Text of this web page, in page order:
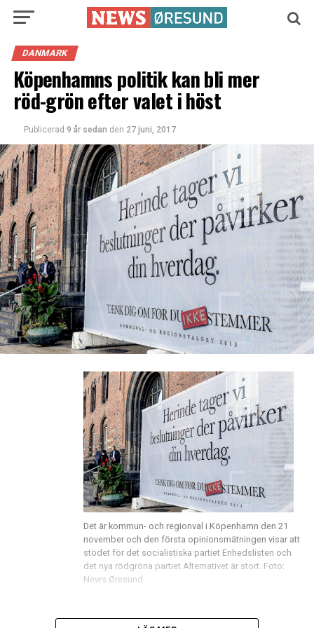
DANMARK
Köpenhamns politik kan bli mer
röd-grön efter valet i höst
Publicerad 9 år sedan den 27 juni, 2017
Det är kommun- och regionval i Köpenhamn den 21
november och den första opinionsmätningen visar att
stödet för det socialistiska partiet Enhedslisten och
det nya rödgröna partiet Alternativet är stort. Foto:
News Øresund